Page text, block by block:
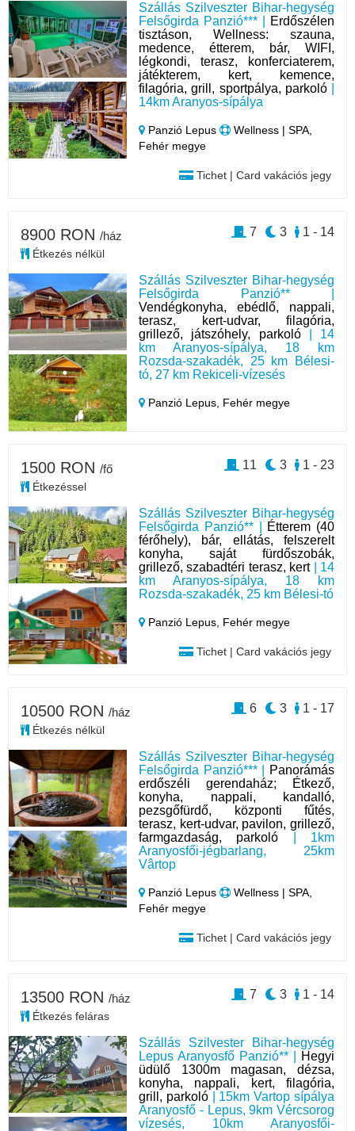
Szállás Szilveszter Bihar-hegység
Felsőgirda Panzió*** |
Erdőszélen
tisztáson, Wellness: szauna,
medence, étterem, bár, WIFI,
légkondi, terasz, konferciaterem,
játékterem, kert, kemence,
filagória, grill, sportpálya, parkoló|
14km Aranyos-sípálya
Panzió Lepus
Wellness | SPA,
Fehér megye
Tichet | Card vakációs jegy
Szállás Szilveszter Bihar-hegység
Felsőgirda Panzió** |
Vendégkonyha, ebédlő, nappali,
terasz, kert-udvar, filagória,
grillező, játszóhely, parkoló| 14
km Aranyos-sípálya, 18 km
Rozsda-szakadék, 25 km Bélesi-
tó, 27 km Rekiceli-vízesés
Panzió Lepus, Fehér megye
8900 RON /ház
Étkezés nélkül
1 - 14
3
7
Szállás Szilveszter Bihar-hegység
Felsőgirda Panzió** |
Étterem (40
férőhely), bár, ellátás, felszerelt
konyha, saját fürdőszobák,
grillező, szabadtéri terasz, kert| 14
km Aranyos-sípálya, 18 km
Rozsda-szakadék, 25 km Bélesi-tó
Panzió Lepus, Fehér megye
Tichet | Card vakációs jegy
1500 RON /fő
Étkezéssel
1 - 23
3
11
Szállás Szilveszter Bihar-hegység
Felsőgirda Panzió*** |
Panorámás
erdőszéli gerendaház; Étkező,
konyha, nappali, kandalló,
pezsgőfürdő, központi fűtés,
terasz, kert-udvar, pavilon, grillező,
farmgazdaság, parkoló | 1km
Aranyosfői-jégbarlang, 25km
Vârtop
Panzió Lepus
Wellness | SPA,
Fehér megye
Tichet | Card vakációs jegy
10500 RON /ház
Étkezés nélkül
1 - 17
3
6
Szállás Szilvester Bihar-hegység
Lepus Aranyosfő Panzió** |
Hegyi
üdülő 1300m magasan, dézsa,
konyha, nappali, kert, filagória,
grill, parkoló| 15km Vartop sípálya
Aranyosfő - Lepus, 9km Vércsorog
vízesés, 10km Aranyosfői-
13500 RON /ház
Étkezés feláras
1 - 14
3
7